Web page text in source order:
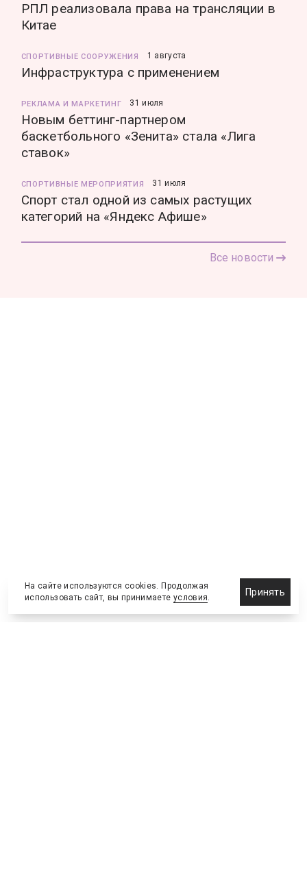
РПЛ реализовала права на трансляции в
Китае
СПОРТИВНЫЕ СООРУЖЕНИЯ 1 августа
Инфраструктура с применением
РЕКЛАМА И МАРКЕТИНГ 31 июля
Новым беттинг-партнером
баскетбольного «Зенита» стала «Лига
ставок»
СПОРТИВНЫЕ МЕРОПРИЯТИЯ 31 июля
Спорт стал одной из самых растущих
категорий на «Яндекс Афише»
Все новости
На сайте используются cookies. Продолжая
использовать сайт, вы принимаете условия.
Принять